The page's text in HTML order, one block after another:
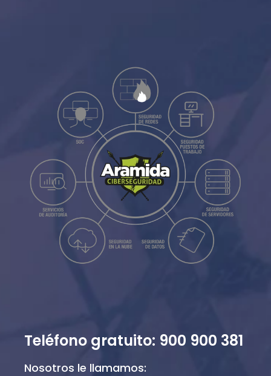
Teléfono gratuito: 900 900 381
Nosotros le llamamos: